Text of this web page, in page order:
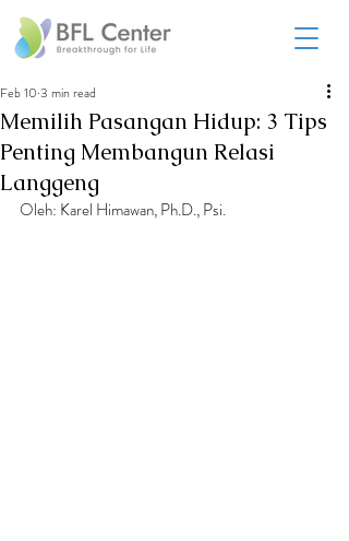
Memilih Pasangan Hidup: 3 Tips
Penting Membangun Relasi
Langgeng
Feb 10 3 min read
Oleh: Karel Himawan, Ph.D., Psi.